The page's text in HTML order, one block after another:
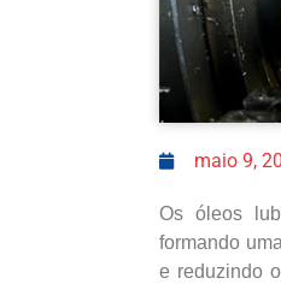
maio 9,
Os óleos
formando
e reduzindo